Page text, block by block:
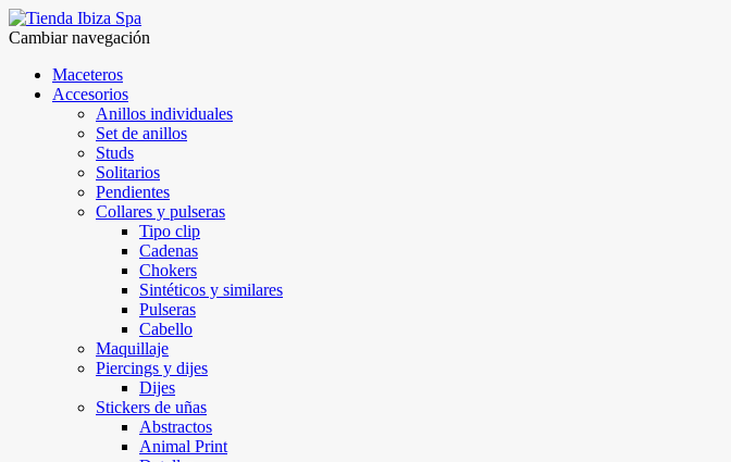
Cambiar navegación
Maceteros
Accesorios
Anillos individuales
Set de anillos
Studs
Solitarios
Pendientes
Collares y pulseras
Tipo clip
Cadenas
Chokers
Sintéticos y similares
Pulseras
Cabello
Maquillaje
Piercings y dijes
Dijes
Stickers de uñas
Abstractos
Animal Print